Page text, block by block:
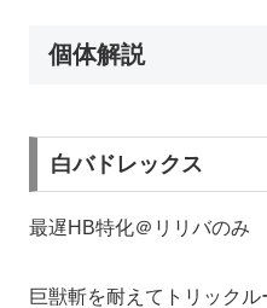
個体解説
白バドレックス
最遅HB特化＠リリバのみ
巨獣斬を耐えてトリック